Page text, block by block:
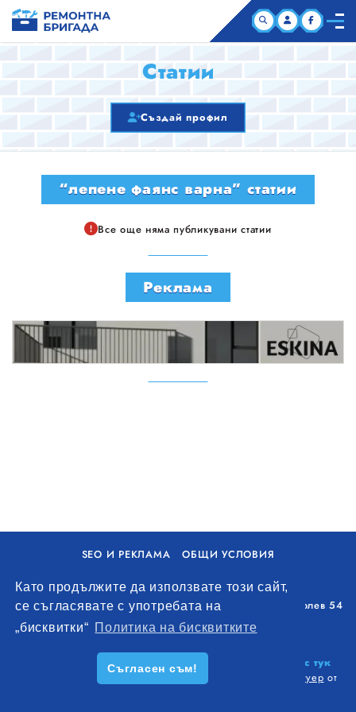
Като продължите да използвате този сайт,
се съгласявате с употребата на
„бисквитки“ Политика на бисквитките
Съгласен съм!
НАЧАЛО
КОМПАНИИ
ЗА НАС
Статии
Създай профил
“лепене фаянс варна” статии
Все още няма публикувани статии
Реклама
SEO И РЕКЛАМА
ОБЩИ УСЛОВИЯ
Уолоу Интернешънъл ЕООД, гр. Варна, бул. Генерал Колев 54
+359 893 621 112
office@remontna-brigada.com
Създай профил на своя строителен бизнес тук
. Всички права запазени. Изработка на софтуер от